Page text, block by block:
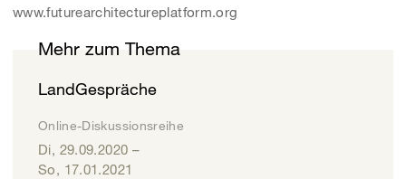
www.futurearchitectureplatform.org
Mehr zum Thema
LandGespräche
Online-Diskussionsreihe
Di, 29.09.2020 –
So, 17.01.2021